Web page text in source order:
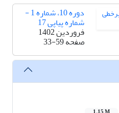
دوره 10، شماره 1 -
شماره پیاپی 17
فروردین 1402
صفحه33-59